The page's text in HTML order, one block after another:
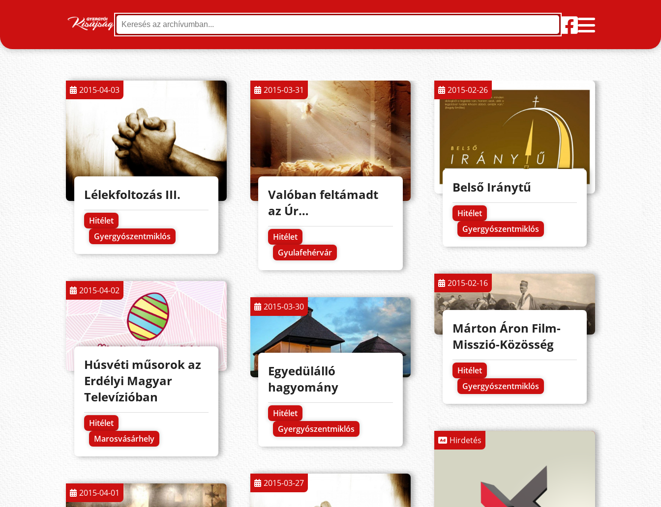
2015-04-03
Lélekfoltozás III.
Hitélet
Gyergyószentmiklós
2015-04-02
Húsvéti műsorok az
Erdélyi Magyar
Televízióban
Hitélet
Marosvásárhely
2015-04-01
2015-03-31
Valóban feltámadt
az Úr…
Hitélet
Gyulafehérvár
2015-03-30
Egyedülálló
hagyomány
Hitélet
Gyergyószentmiklós
2015-03-27
2015-02-26
Belső Iránytű
Hitélet
Gyergyószentmiklós
2015-02-16
Márton Áron Film-
Misszió-Közösség
Hitélet
Gyergyószentmiklós
Hirdetés